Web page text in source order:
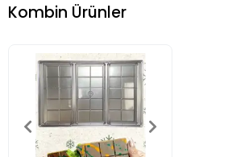
Kombin Ürünler